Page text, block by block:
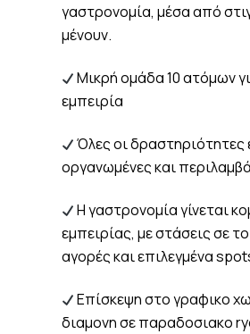
γαστρονομία, μέσα από
μένουν.
Μικρή ομάδα 10 ατόμων
εμπειρία
Όλες οι δραστηριότητες
οργανωμένες και
Η γαστρονομία γίνεται
εμπειρίας, με στάσεις σε
αγορές και επιλεγμένα
Επίσκεψη στο γραφικο
διαμονη σε παραδοσιακο